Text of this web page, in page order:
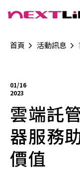
首頁 活動訊息
01/16
2023
雲端託
器服務
價值